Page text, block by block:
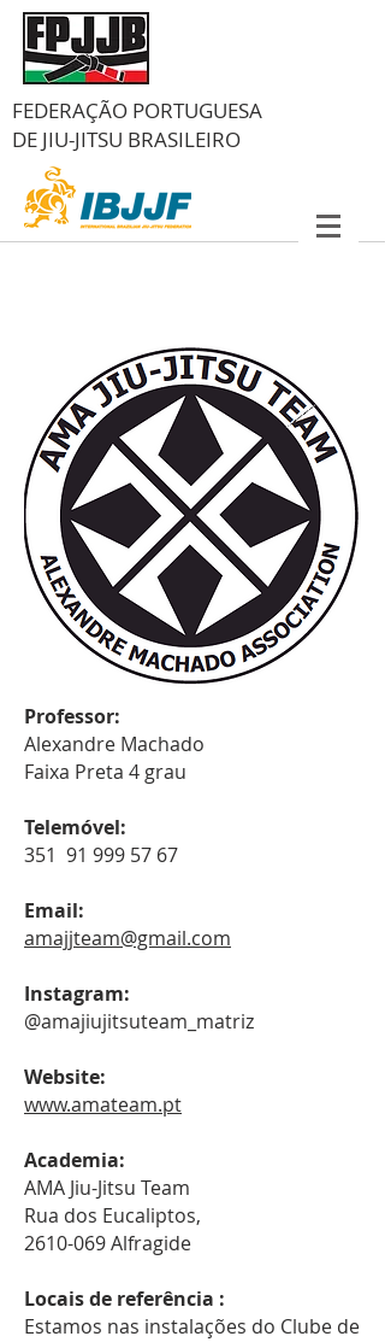
FEDERAÇÃO PORTUGUESA
DE JIU-JITSU BRASILEIRO
Professor:
Alexandre Machado
Faixa Preta 4 grau
Telemóvel:
351 91 999 57 67
Email:
amajjteam@gmail.com
Instagram:
@amajiujitsuteam_matriz
Website:
www.amateam.pt
Academia:
AMA Jiu-Jitsu Team
Rua dos Eucaliptos,
2610-069 Alfragide
Locais de referência :
Estamos nas instalações do Clube de